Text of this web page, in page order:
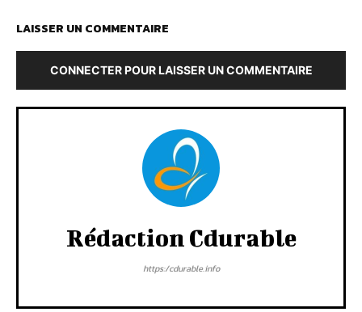
LAISSER UN COMMENTAIRE
CONNECTER POUR LAISSER UN COMMENTAIRE
Rédaction Cdurable
https:/cdurable.info